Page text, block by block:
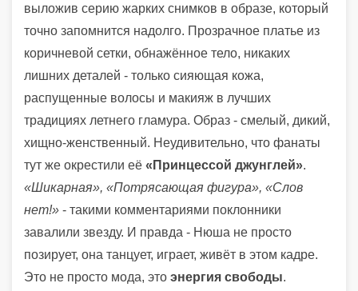
выложив серию жарких снимков в образе, который
точно запомнится надолго. Прозрачное платье из
коричневой сетки, обнажённое тело, никаких
лишних деталей - только сияющая кожа,
распущенные волосы и макияж в лучших
традициях летнего гламура. Образ - смелый, дикий,
хищно-женственный. Неудивительно, что фанаты
тут же окрестили её «Принцессой джунглей».
«Шикарная», «Потрясающая фигура», «Слов
нет!» - такими комментариями поклонники
завалили звезду. И правда - Нюша не просто
позирует, она танцует, играет, живёт в этом кадре.
Это не просто мода, это энергия свободы.